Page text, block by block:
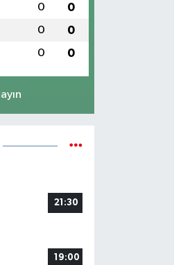
0 0
0 0
0 0
21:30
19:00